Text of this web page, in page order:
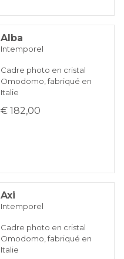
Alba
Intemporel
Cadre photo en cristal
Omodomo, fabriqué en
Italie
€ 182,00
Axi
Intemporel
Cadre photo en cristal
Omodomo, fabriqué en
Italie